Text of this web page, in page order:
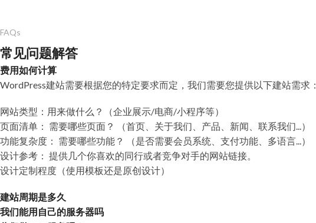
FAQs
常见问题解答
费用如何计算
WordPress建站需要根据您的特定要求而定，我们需要您提供以下建站需求：
网站类型：用来做什么？（企业展示/电商/小程序等）
页面清单： 需要哪些页面？ （首页、关于我们、产品、新闻、联系我们...）
功能复杂度： 需要哪些功能？ （是否需要会员系统、支付功能、多语言...）
设计参考： 提供几个你喜欢的同行或者竞争对手的网站链接。
设计定制程度（使用模板还是原创设计）
建站周期是多久
我们能用自己的服务器吗